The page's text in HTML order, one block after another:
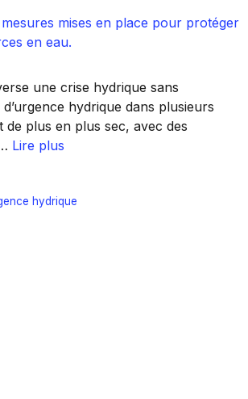
une crise hydrique sans
hydrique dans plusieurs
de plus en plus sec, avec des
Lire plus
hydrique